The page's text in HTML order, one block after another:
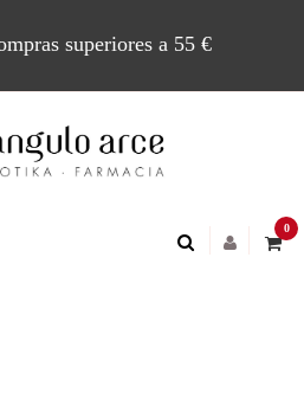
superiores a 55 €
0